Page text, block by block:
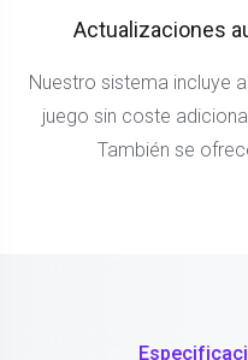
Actualizaciones
Nuestro sistema incluye
juego sin coste
También se